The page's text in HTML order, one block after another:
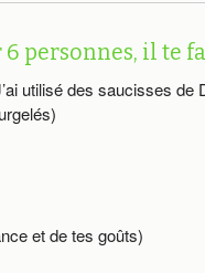
personnes, il te
utilisé des saucisses de
et de tes goûts)